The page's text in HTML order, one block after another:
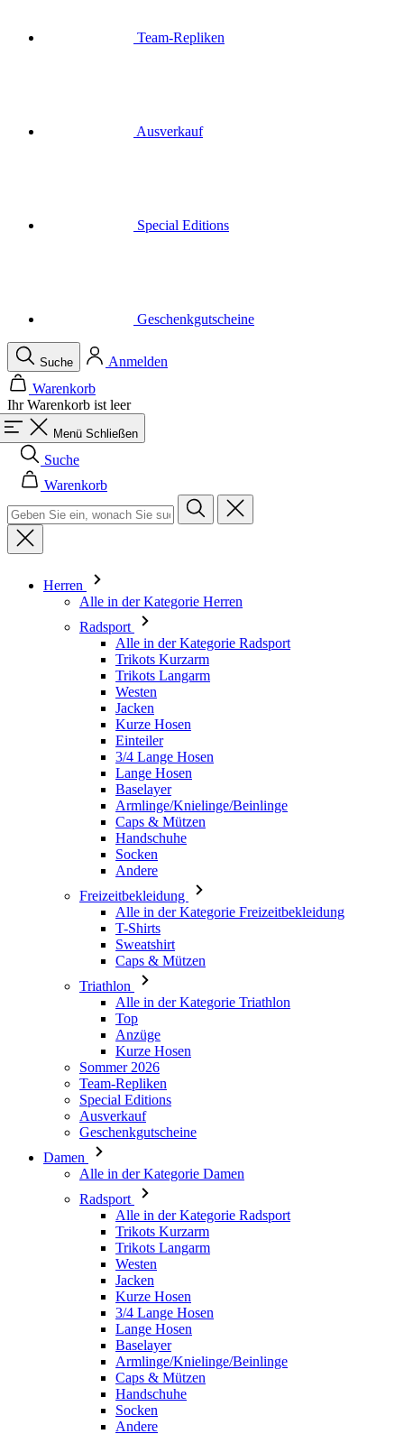
Ihr Warenkorb ist leer
Menü Schließen
Suche
Warenkorb
Herren
Alle in der Kategorie Herren
Trikots Langarm
Westen
Jacken
Kurze Hosen
Einteiler
3/4 Lange Hosen
Lange Hosen
Baselayer
Armlinge/Knielinge/Beinlinge
Caps & Mützen
Handschuhe
Socken
Andere
Freizeitbekleidung
Alle in der Kategorie Freizeitbekleidung
T-Shirts
Sweatshirt
Caps & Mützen
Triathlon
Alle in der Kategorie Triathlon
Top
Anzüge
Kurze Hosen
Sommer 2026
Team-Repliken
Special Editions
Ausverkauf
Geschenkgutscheine
Damen
Alle in der Kategorie Damen
Radsport
Alle in der Kategorie Radsport
Trikots Langarm
Westen
Jacken
Kurze Hosen
3/4 Lange Hosen
Lange Hosen
Baselayer
Armlinge/Knielinge/Beinlinge
Caps & Mützen
Handschuhe
Socken
Andere
Freizeitbekleidung
Alle in der Kategorie Freizeitbekleidung
T-Shirts
Hoodie